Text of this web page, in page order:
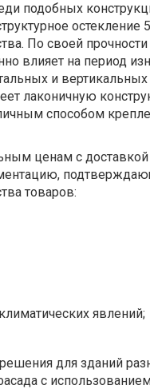
подобных
остекление
По своей
влияет на период
и вертикальных
лаконичную
способом
ценам с
товаров:
явлений;
для зданий
с